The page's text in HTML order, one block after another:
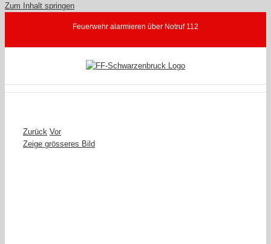
Zum Inhalt springen
Feuerwehr alarmieren über Notruf 112
Zurück Vor
Zeige grösseres Bild